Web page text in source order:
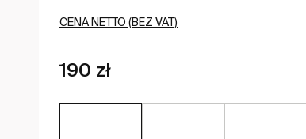
CENA NETTO (BEZ VAT)
190 zł